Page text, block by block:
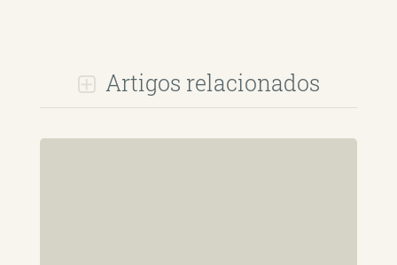
Artigos relacionados